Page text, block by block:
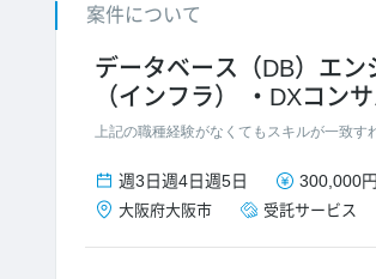
案件について
データベース（DB）エン
（インフラ）
DXコン
上記の職種経験がなくてもスキルが一致す
週3日週4日週5日 300,000円
大阪府大阪市 受託サービス